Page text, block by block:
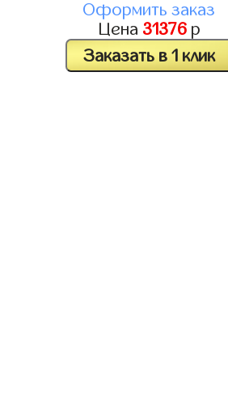
Оформить заказ
Цена 31376р
Заказать в 1 клик